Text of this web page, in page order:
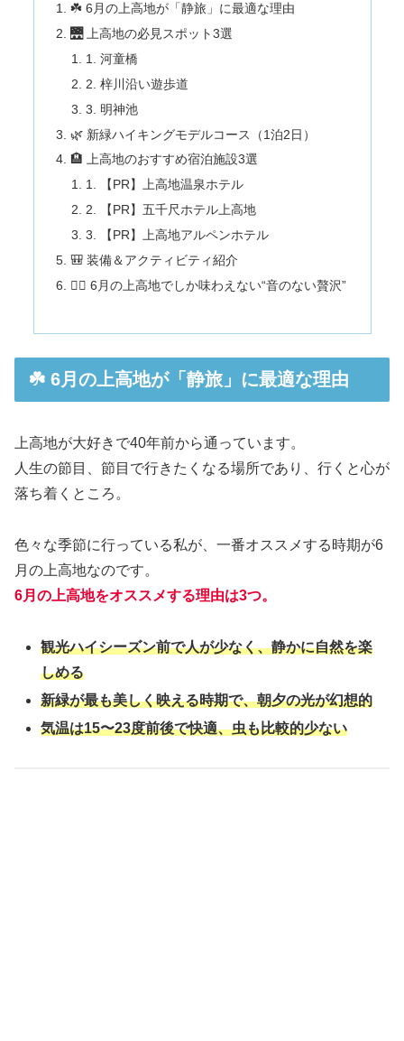
☘️ 6月の上高地が「静旅」に最適な理由
🌉 上高地の必見スポット3選
1. 河童橋
2. 梓川沿い遊歩道
3. 明神池
🌿 新緑ハイキングモデルコース（1泊2日）
🏨 上高地のおすすめ宿泊施設3選
1. 【PR】上高地温泉ホテル
2. 【PR】五千尺ホテル上高地
3. 【PR】上高地アルペンホテル
🎒 装備＆アクティビティ紹介
🧘‍♀️ 6月の上高地でしか味わえない“音のない贅沢”
☘️ 6月の上高地が「静旅」に最適な理由
上高地が大好きで40年前から通っています。
人生の節目、節目で行きたくなる場所であり、行くと心が
落ち着くところ。
色々な季節に行っている私が、一番オススメする時期が6
月の上高地なのです。
6月の上高地をオススメする理由は3つ。
観光ハイシーズン前で人が少なく、静かに自然を楽
しめる
新緑が最も美しく映える時期で、朝夕の光が幻想的
気温は15〜23度前後で快適、虫も比較的少ない